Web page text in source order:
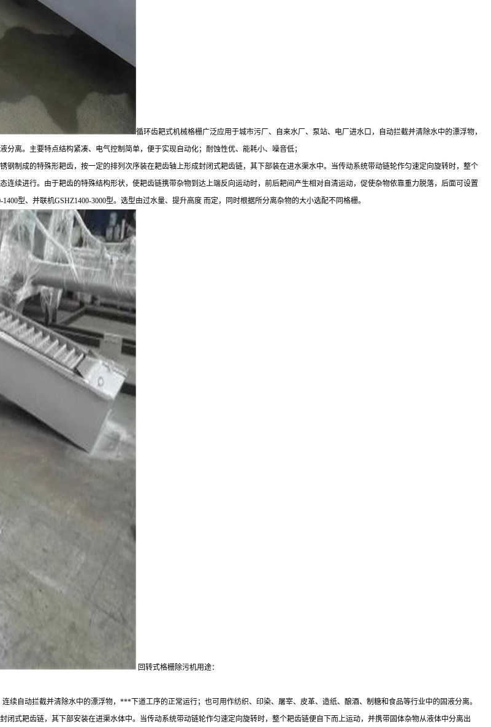
循环齿耙式机械格栅广泛应用于城市污厂、自来水厂、泵站、电厂进水口，自动拦截并清除水中的漂浮物，
离。主要特点结构紧凑、电气控制简单，便于实现自动化；耐蚀性优、能耗小、噪音低；
制成的特殊形耙齿，按一定的排列次序装在耙齿轴上形成封闭式耙齿链，其下部装在进水渠水中。当传动系统带动链轮作匀速定向旋转时，整个
续进行。由于耙齿的特殊结构形状，使耙齿链携带杂物到达上端反向运动时，前后耙间产生相对自清运动，促使杂物依靠重力脱落，后面可设置
型、并联机GSHZ1400-3000型。选型由过水量、提升高度 而定，同时根据所分离杂物的大小选配不同格栅。
回转式格栅除污机用途：
续自动拦截并清除水中的漂浮物，***下道工序的正常运行；也可用作纺织、印染、屠宰、皮革、造纸、酿酒、制糖和食品等行业中的固液分离。
式耙齿链，其下部安装在进渠水体中。当传动系统带动链轮作匀速定向旋转时，整个耙齿链便自下而上运动，并携带固体杂物从液体中分离出